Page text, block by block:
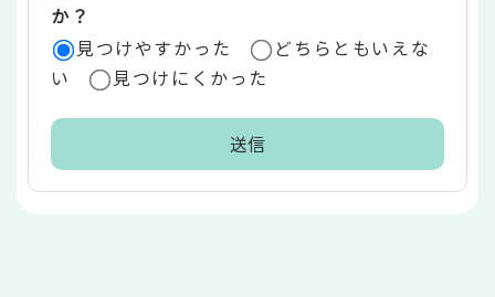
か？
見つけやすかった
どちらともいえな
い
見つけにくかった